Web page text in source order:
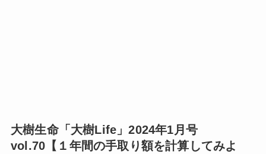
大樹生命「大樹Life」2024年1月号
vol.70【１年間の手取り額を計算してみよ